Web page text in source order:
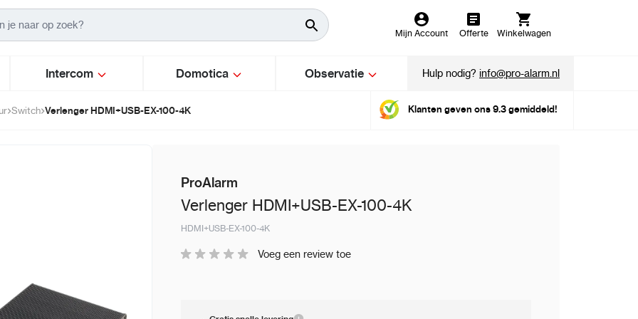
Mijn Account Offerte Winkelwagen
Intercom Domotica Observatie Hulp nodig?info@pro-alarm.nl
Switch Verlenger HDMI+USB-EX-100-4K Klanten geven ons 9.3 gemiddeld!
ProAlarm
Verlenger HDMI+USB-EX-100-4K
HDMI+USB-EX-100-4K
Voeg een review toe